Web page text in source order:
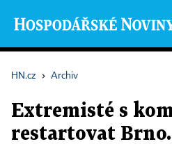
HN.cz › Archiv
Extremisté s
restartovat